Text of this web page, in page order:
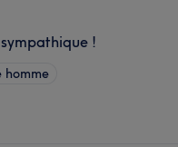
!
homme